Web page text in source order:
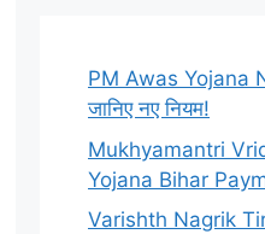
PM Awas Yojana
जानिए नए नियम!
Mukhyamantri
Yojana Bihar
Varishth Nagrik